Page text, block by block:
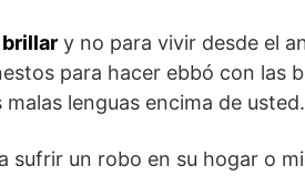
brillar y no para vivir desde el
para hacer ebbó con las
lenguas encima de usted.
sufrir un robo en su hogar o